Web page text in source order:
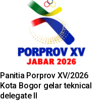
Panitia Porprov XV/2026
Kota Bogor gelar teknical
delegate II